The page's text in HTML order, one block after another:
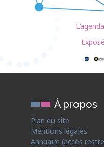
À propos
Plan du site
Mentions légales
Annuaire (accès